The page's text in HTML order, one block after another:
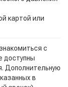
картой или
с
доступны
Дополнительную
в